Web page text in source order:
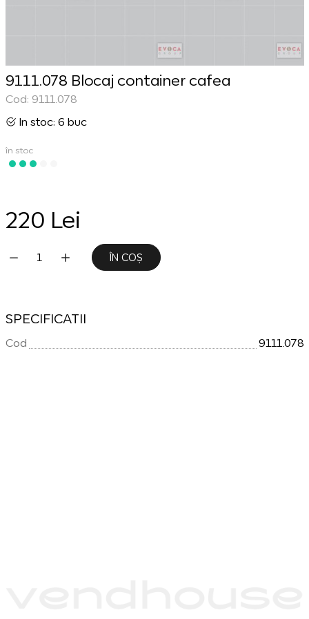
9111.078 Blocaj container cafea
Cod: 9111.078
In stoc: 6 buc
în stoc
220 Lei
ÎN COȘ
SPECIFICATII
Cod 9111.078